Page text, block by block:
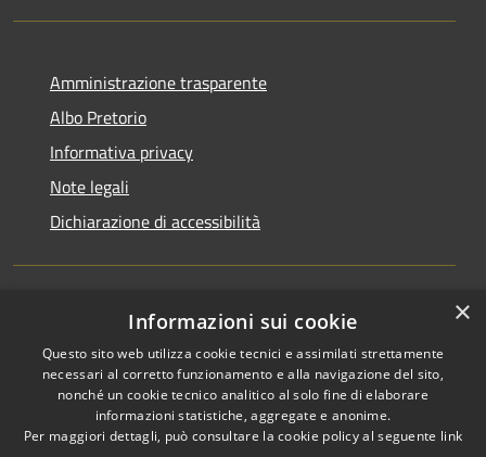
Amministrazione trasparente
Albo Pretorio
Informativa privacy
Note legali
Dichiarazione di accessibilità
Accessibilità
Privacy
Mappa del sito
Comune convenzionato
Astigov
Progetto|Convenzione
Adesioni
×
Informazioni sui cookie
Questo sito web utilizza cookie tecnici e assimilati strettamente
necessari al corretto funzionamento e alla navigazione del sito,
nonché un cookie tecnico analitico al solo fine di elaborare
informazioni statistiche, aggregate e anonime.
Per maggiori dettagli, può consultare la cookie policy al seguente link